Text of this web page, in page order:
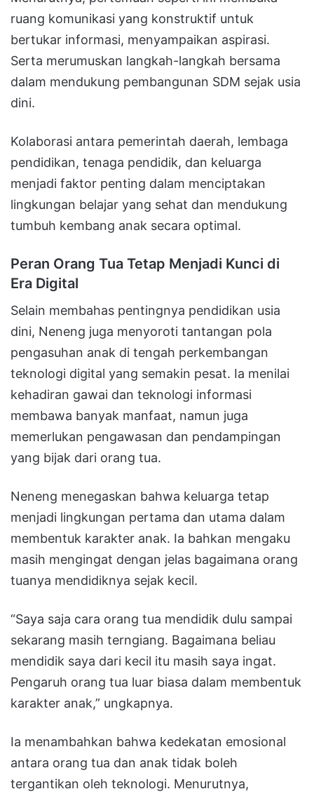
ruang komunikasi yang konstruktif untuk
bertukar informasi, menyampaikan aspirasi.
Serta merumuskan langkah-langkah bersama
dalam mendukung pembangunan SDM sejak usia
dini.
Kolaborasi antara pemerintah daerah, lembaga
pendidikan, tenaga pendidik, dan keluarga
menjadi faktor penting dalam menciptakan
lingkungan belajar yang sehat dan mendukung
tumbuh kembang anak secara optimal.
Peran Orang Tua Tetap Menjadi Kunci di
Era Digital
Selain membahas pentingnya pendidikan usia
dini, Neneng juga menyoroti tantangan pola
pengasuhan anak di tengah perkembangan
teknologi digital yang semakin pesat. Ia menilai
kehadiran gawai dan teknologi informasi
membawa banyak manfaat, namun juga
memerlukan pengawasan dan pendampingan
yang bijak dari orang tua.
Neneng menegaskan bahwa keluarga tetap
menjadi lingkungan pertama dan utama dalam
membentuk karakter anak. Ia bahkan mengaku
masih mengingat dengan jelas bagaimana orang
tuanya mendidiknya sejak kecil.
“Saya saja cara orang tua mendidik dulu sampai
sekarang masih terngiang. Bagaimana beliau
mendidik saya dari kecil itu masih saya ingat.
Pengaruh orang tua luar biasa dalam membentuk
karakter anak,” ungkapnya.
Ia menambahkan bahwa kedekatan emosional
antara orang tua dan anak tidak boleh
tergantikan oleh teknologi. Menurutnya,